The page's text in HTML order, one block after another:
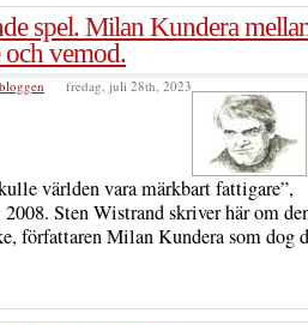
spel. Milan Kundera
och vemod.
fredag, juli 28th, 2023
världen vara märkbart fattigare”,
Sten Wistrand skriver här om
författaren Milan Kundera som dog